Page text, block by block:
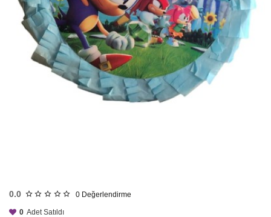
0.0 0 Değerlendirme
0 Adet Satıldı